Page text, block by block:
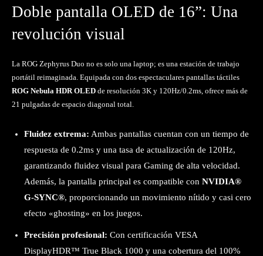
Doble pantalla OLED de 16”: Una
revolución visual
La ROG Zephyrus Duo no es solo una laptop; es una estación de trabajo
portátil reimaginada. Equipada con dos espectaculares pantallas táctiles
ROG Nebula HDR OLED de resolución 3K y 120Hz/0.2ms, ofrece más de
21 pulgadas de espacio diagonal total.
Fluidez extrema: Ambas pantallas cuentan con un tiempo de
respuesta de 0.2ms y una tasa de actualización de 120Hz,
garantizando fluidez visual para Gaming de alta velocidad.
Además, la pantalla principal es compatible con NVIDIA®
G-SYNC®, proporcionando un movimiento nítido y casi cero
efecto «ghosting» en los juegos.
Precisión profesional: Con certificación VESA
DisplayHDR™ True Black 1000 y una cobertura del 100%